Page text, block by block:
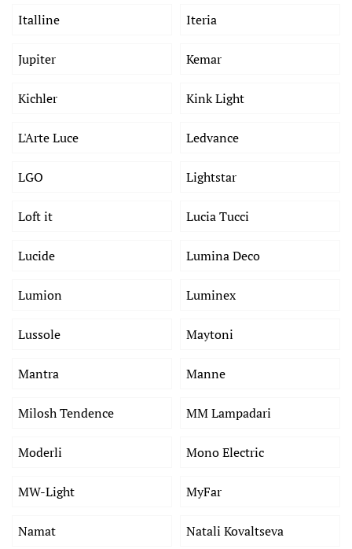
Italline Iteria
Jupiter Kemar
Kichler Kink Light
L'Arte Luce Ledvance
LGO Lightstar
Loft it Lucia Tucci
Lucide Lumina Deco
Lumion Luminex
Lussole Maytoni
Mantra Manne
Milosh Tendence MM Lampadari
Moderli Mono Electric
MW-Light MyFar
Namat Natali Kovaltseva